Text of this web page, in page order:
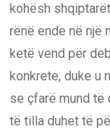
kohësh
rënë ende në një
ketë vend për
konkrete, duke u
se çfarë mund të
të tilla duhet të